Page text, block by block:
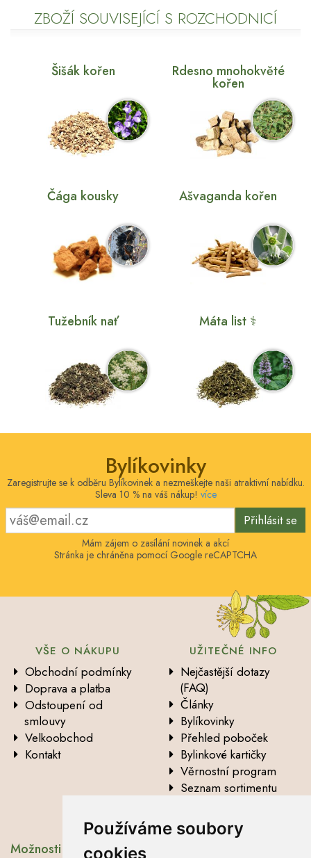
Používáme soubory
cookies
ZBOŽÍ SOUVISEJÍCÍ S ROZCHODNICÍ
Šišák kořen Rdesno mnohokvěté
kořen
Čága kousky Ašvaganda kořen
Tužebník nať Máta list ⚕
Bylíkovinky
Zaregistrujte se k odběru Bylíkovinek a nezmeškejte naši atraktivní nabídku.
Sleva 10 % na váš nákup! více
Přihlásit se
Mám zájem o zasílání novinek a akcí
Stránka je chráněna pomocí Google reCAPTCHA
VŠE O NÁKUPU
Obchodní podmínky
Doprava a platba
Odstoupení od
smlouvy
Velkoobchod
Kontakt
UŽITEČNÉ INFO
Nejčastější dotazy
(FAQ)
Články
Bylíkovinky
Přehled poboček
Bylinkové kartičky
Věrnostní program
Seznam sortimentu
údajů
Možnosti dopravy